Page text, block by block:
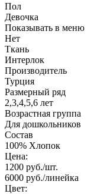
Пол
Девочка
Показывать в меню
Нет
Ткань
Интерлок
Производитель
Турция
Размерный ряд
2,3,4,5,6 лет
Возрастная группа
Для дошкольников
Состав
100% Хлопок
Цена:
1200 руб./шт.
6000 руб./линейка
Цвет: